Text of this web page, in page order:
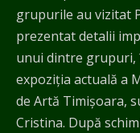
grupurile au vizitat
prezentat detalii
unui dintre grupuri,
expoziția actuală a
de Artă Timișoara,
Cristina. După